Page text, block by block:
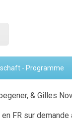
- Programme
& Gilles
en FR sur